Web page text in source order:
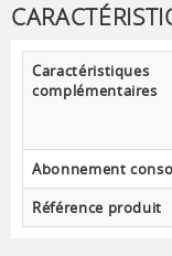
Caractéristiques
complémentaires
Abonnement
Référence produit